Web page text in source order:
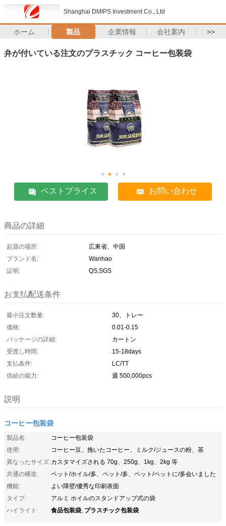
Shanghai DMIPS Investment Co., Ltd
ホーム 製品 企業情報 会社案内 >>
弁が付いている注文のプラスチック コーヒー包装袋
ベストプライス お問い合わせ
商品の詳細
起源の場所:
広東省、中国
ブランド名:
Wanhao
証明:
QS,SGS
お支払配送条件
最小注文数量:
30、トレー
価格:
0.01-0.15
パッケージの詳細:
カートン
受渡し時間:
15-18days
支払条件:
LC/TT
供給の能力:
週 500,000pcs
説明
コーヒー包装袋
製品名:
コーヒー包装袋
使用:
コーヒー豆、挽いたコーヒー、ミルク/ジュースの粉、茶
異なったサイズ:カスタマイズされる 70g、250g、1kg、2kg 等
共通の構造:
ペット/ホイル/多、ペット/多、ペット/ペットに/多会いました
機能:
よい障壁/優秀な印刷表面
タイプ:
アルミ ホイルのスタンドアップ式の袋
ハイライト:
食品包装袋, プラスチック包装袋